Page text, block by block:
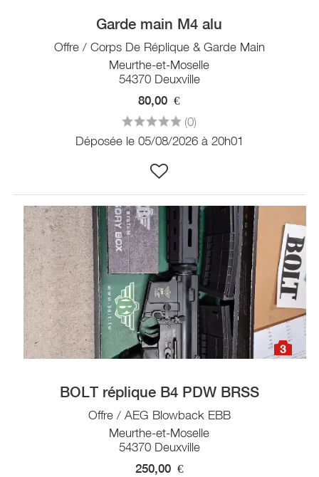
Garde main M4 alu
Offre / Corps De Réplique & Garde Main
Meurthe-et-Moselle
54370 Deuxville
80,00 €
(0)
Déposée le 05/08/2026 à 20h01
3
BOLT réplique B4 PDW BRSS
Offre / AEG Blowback EBB
Meurthe-et-Moselle
54370 Deuxville
250,00 €